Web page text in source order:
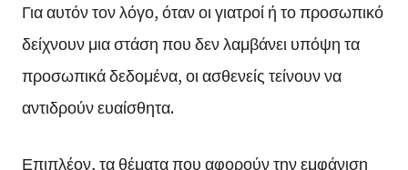
Για αυτόν τον λόγο, όταν οι γιατροί ή το προσωπικό
δείχνουν μια στάση που δεν λαμβάνει υπόψη τα
προσωπικά δεδομένα, οι ασθενείς τείνουν να
αντιδρούν ευαίσθητα.
Επιπλέον, τα θέματα που αφορούν την εμφάνιση